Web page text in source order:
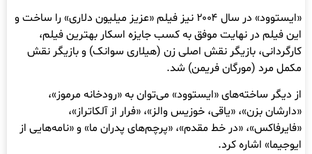
«ایستوود» در سال ۲۰۰۴ نیز فیلم «عزیز میلیون دلاری» را ساخت و
این فیلم در نهایت موفق به کسب جایزه اسکار بهترین فیلم،
کارگردانی، بازیگر نقش اصلی زن (هیلاری سوانک) و بازیگر نقش
مکمل مرد (مورگان فریمن) شد.
از دیگر ساخته‌های «ایستوود» می‌توان به «رودخانه مرموز»،
«دارشان بزن»، «یاقی، خوزیس والز»، «فرار از آلکاتراز»،
«فایرفاکس»، «در خط مقدم»، «پرچم‌های پدران ما» و «نامه‌هایی از
ایوجیما» اشاره کرد.